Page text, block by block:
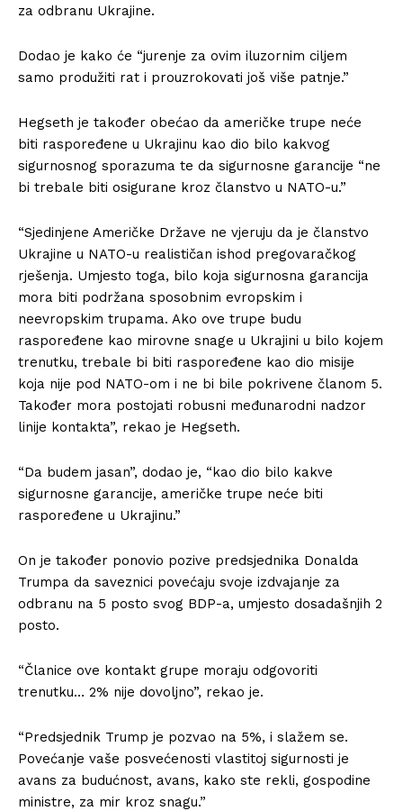
za odbranu Ukrajine.
Dodao je kako će “jurenje za ovim iluzornim ciljem
samo produžiti rat i prouzrokovati još više patnje.”
Hegseth je također obećao da američke trupe neće
biti raspoređene u Ukrajinu kao dio bilo kakvog
sigurnosnog sporazuma te da sigurnosne garancije “ne
bi trebale biti osigurane kroz članstvo u NATO-u.”
“Sjedinjene Američke Države ne vjeruju da je članstvo
Ukrajine u NATO-u realističan ishod pregovaračkog
rješenja. Umjesto toga, bilo koja sigurnosna garancija
mora biti podržana sposobnim evropskim i
neevropskim trupama. Ako ove trupe budu
raspoređene kao mirovne snage u Ukrajini u bilo kojem
trenutku, trebale bi biti raspoređene kao dio misije
koja nije pod NATO-om i ne bi bile pokrivene članom 5.
Također mora postojati robusni međunarodni nadzor
linije kontakta”, rekao je Hegseth.
“Da budem jasan”, dodao je, “kao dio bilo kakve
sigurnosne garancije, američke trupe neće biti
raspoređene u Ukrajinu.”
On je također ponovio pozive predsjednika Donalda
Trumpa da saveznici povećaju svoje izdvajanje za
odbranu na 5 posto svog BDP-a, umjesto dosadašnjih 2
posto.
“Članice ove kontakt grupe moraju odgovoriti
trenutku… 2% nije dovoljno”, rekao je.
“Predsjednik Trump je pozvao na 5%, i slažem se.
Povećanje vaše posvećenosti vlastitoj sigurnosti je
avans za budućnost, avans, kako ste rekli, gospodine
ministre, za mir kroz snagu.”